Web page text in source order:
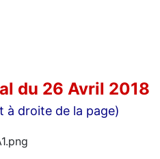
du 26 Avril 2018
à droite de la page)